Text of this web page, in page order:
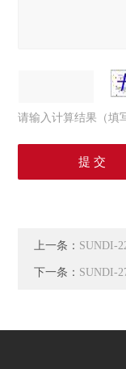
请输入计算结果（填
上一条： SUNDI-
下一条： SUNDI-